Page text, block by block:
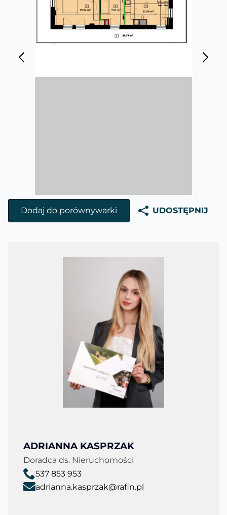
Dodaj do porównywarki UDOSTĘPNIJ
ADRIANNA KASPRZAK
Doradca ds. Nieruchomości
537 853 953
adrianna.kasprzak@rafin.pl